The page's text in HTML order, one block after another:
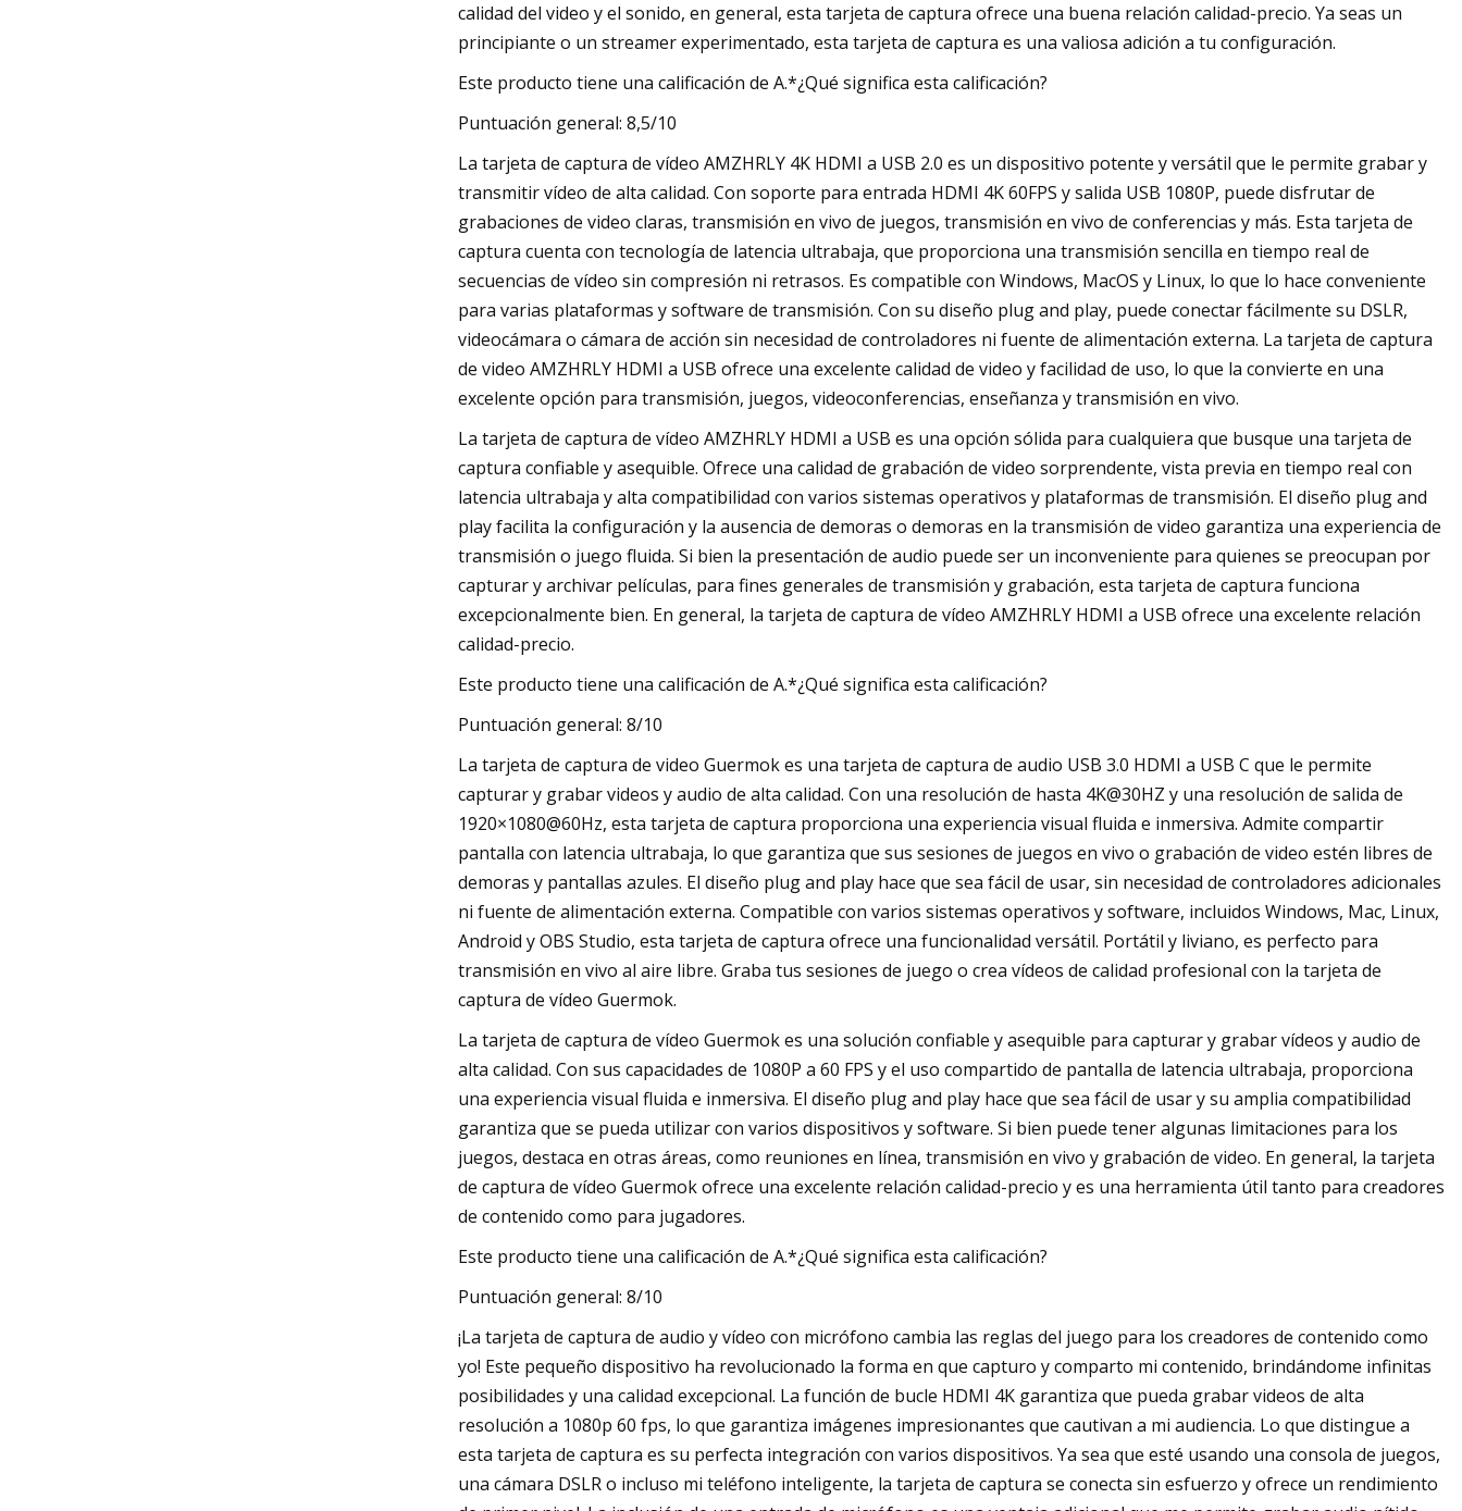
calidad del video y el sonido, en general, esta tarjeta de captura ofrece una buena relación calidad-precio. Ya seas un
principiante o un streamer experimentado, esta tarjeta de captura es una valiosa adición a tu configuración.
Este producto tiene una calificación de A.*¿Qué significa esta calificación?
Puntuación general: 8,5/10
La tarjeta de captura de vídeo AMZHRLY 4K HDMI a USB 2.0 es un dispositivo potente y versátil que le permite grabar y
transmitir vídeo de alta calidad. Con soporte para entrada HDMI 4K 60FPS y salida USB 1080P, puede disfrutar de
grabaciones de video claras, transmisión en vivo de juegos, transmisión en vivo de conferencias y más. Esta tarjeta de
captura cuenta con tecnología de latencia ultrabaja, que proporciona una transmisión sencilla en tiempo real de
secuencias de vídeo sin compresión ni retrasos. Es compatible con Windows, MacOS y Linux, lo que lo hace conveniente
para varias plataformas y software de transmisión. Con su diseño plug and play, puede conectar fácilmente su DSLR,
videocámara o cámara de acción sin necesidad de controladores ni fuente de alimentación externa. La tarjeta de captura
de video AMZHRLY HDMI a USB ofrece una excelente calidad de video y facilidad de uso, lo que la convierte en una
excelente opción para transmisión, juegos, videoconferencias, enseñanza y transmisión en vivo.
La tarjeta de captura de vídeo AMZHRLY HDMI a USB es una opción sólida para cualquiera que busque una tarjeta de
captura confiable y asequible. Ofrece una calidad de grabación de video sorprendente, vista previa en tiempo real con
latencia ultrabaja y alta compatibilidad con varios sistemas operativos y plataformas de transmisión. El diseño plug and
play facilita la configuración y la ausencia de demoras o demoras en la transmisión de video garantiza una experiencia de
transmisión o juego fluida. Si bien la presentación de audio puede ser un inconveniente para quienes se preocupan por
capturar y archivar películas, para fines generales de transmisión y grabación, esta tarjeta de captura funciona
excepcionalmente bien. En general, la tarjeta de captura de vídeo AMZHRLY HDMI a USB ofrece una excelente relación
calidad-precio.
Este producto tiene una calificación de A.*¿Qué significa esta calificación?
Puntuación general: 8/10
La tarjeta de captura de video Guermok es una tarjeta de captura de audio USB 3.0 HDMI a USB C que le permite
capturar y grabar videos y audio de alta calidad. Con una resolución de hasta 4K@30HZ y una resolución de salida de
1920×1080@60Hz, esta tarjeta de captura proporciona una experiencia visual fluida e inmersiva. Admite compartir
pantalla con latencia ultrabaja, lo que garantiza que sus sesiones de juegos en vivo o grabación de video estén libres de
demoras y pantallas azules. El diseño plug and play hace que sea fácil de usar, sin necesidad de controladores adicionales
ni fuente de alimentación externa. Compatible con varios sistemas operativos y software, incluidos Windows, Mac, Linux,
Android y OBS Studio, esta tarjeta de captura ofrece una funcionalidad versátil. Portátil y liviano, es perfecto para
transmisión en vivo al aire libre. Graba tus sesiones de juego o crea vídeos de calidad profesional con la tarjeta de
captura de vídeo Guermok.
La tarjeta de captura de vídeo Guermok es una solución confiable y asequible para capturar y grabar vídeos y audio de
alta calidad. Con sus capacidades de 1080P a 60 FPS y el uso compartido de pantalla de latencia ultrabaja, proporciona
una experiencia visual fluida e inmersiva. El diseño plug and play hace que sea fácil de usar y su amplia compatibilidad
garantiza que se pueda utilizar con varios dispositivos y software. Si bien puede tener algunas limitaciones para los
juegos, destaca en otras áreas, como reuniones en línea, transmisión en vivo y grabación de video. En general, la tarjeta
de captura de vídeo Guermok ofrece una excelente relación calidad-precio y es una herramienta útil tanto para creadores
de contenido como para jugadores.
Este producto tiene una calificación de A.*¿Qué significa esta calificación?
Puntuación general: 8/10
¡La tarjeta de captura de audio y vídeo con micrófono cambia las reglas del juego para los creadores de contenido como
yo! Este pequeño dispositivo ha revolucionado la forma en que capturo y comparto mi contenido, brindándome infinitas
posibilidades y una calidad excepcional. La función de bucle HDMI 4K garantiza que pueda grabar videos de alta
resolución a 1080p 60 fps, lo que garantiza imágenes impresionantes que cautivan a mi audiencia. Lo que distingue a
esta tarjeta de captura es su perfecta integración con varios dispositivos. Ya sea que esté usando una consola de juegos,
una cámara DSLR o incluso mi teléfono inteligente, la tarjeta de captura se conecta sin esfuerzo y ofrece un rendimiento